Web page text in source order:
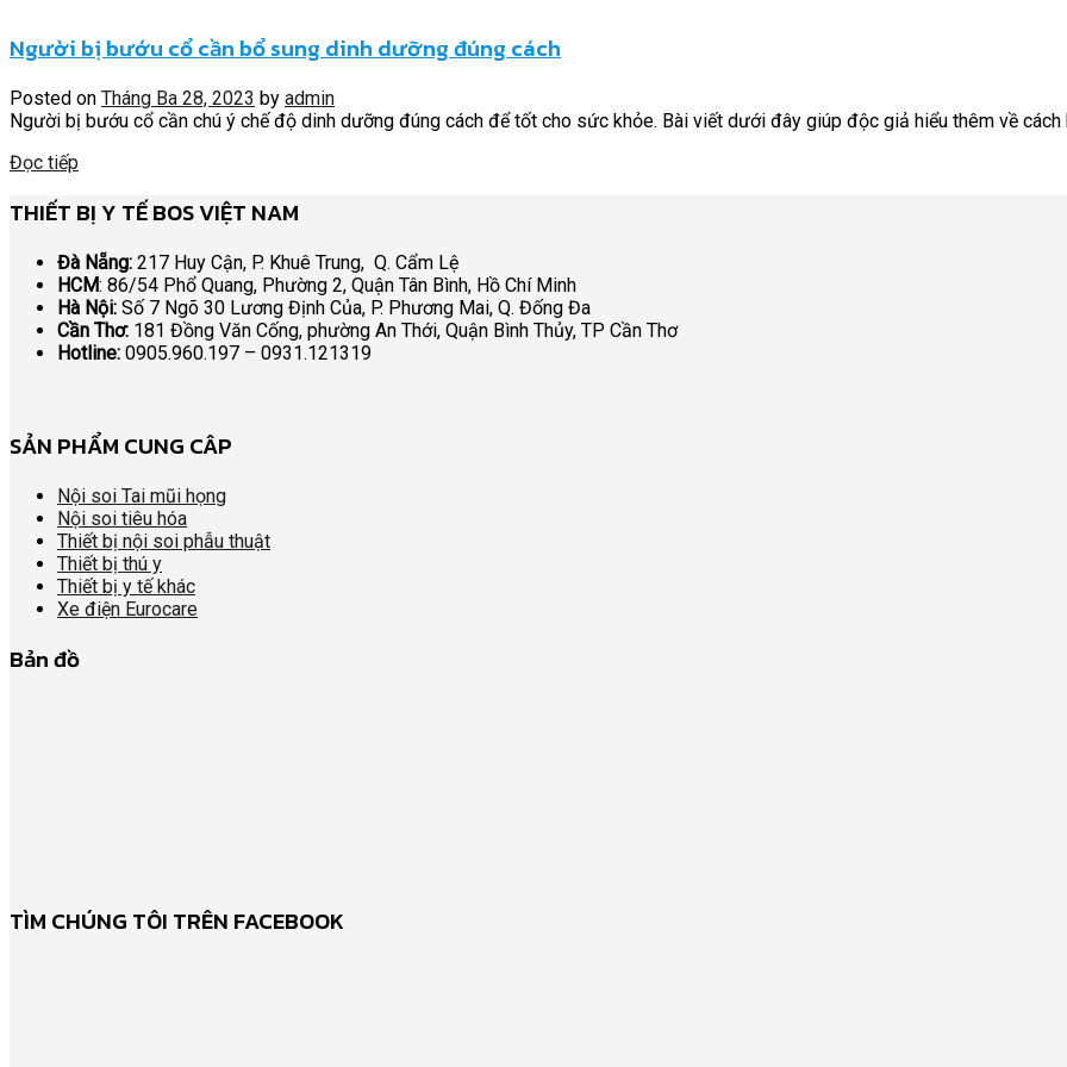
Người bị bướu cổ cần bổ sung dinh dưỡng đúng cách
Posted on Tháng Ba 28, 2023 by admin
Người bị bướu cổ cần chú ý chế độ dinh dưỡng đúng cách để tốt cho sức khỏe. Bài viết dưới đây giúp độc giả hiểu thêm về cách
Đọc tiếp
THIẾT BỊ Y TẾ BOS VIỆT NAM
Đà Nẵng: 217 Huy Cận, P. Khuê Trung, Q. Cẩm Lệ
HCM: 86/54 Phổ Quang, Phường 2, Quận Tân Bình, Hồ Chí Minh
Hà Nội: Số 7 Ngõ 30 Lương Định Của, P. Phương Mai, Q. Đống Đa
Cần Thơ: 181 Đồng Văn Cống, phường An Thới, Quận Bình Thủy, TP Cần Thơ
Hotline: 0905.960.197 – 0931.121319
SẢN PHẨM CUNG CÂP
Nội soi Tai mũi họng
Nội soi tiêu hóa
Thiết bị nội soi phẫu thuật
Thiết bị thú y
Thiết bị y tế khác
Xe điện Eurocare
Bản đồ
TÌM CHÚNG TÔI TRÊN FACEBOOK